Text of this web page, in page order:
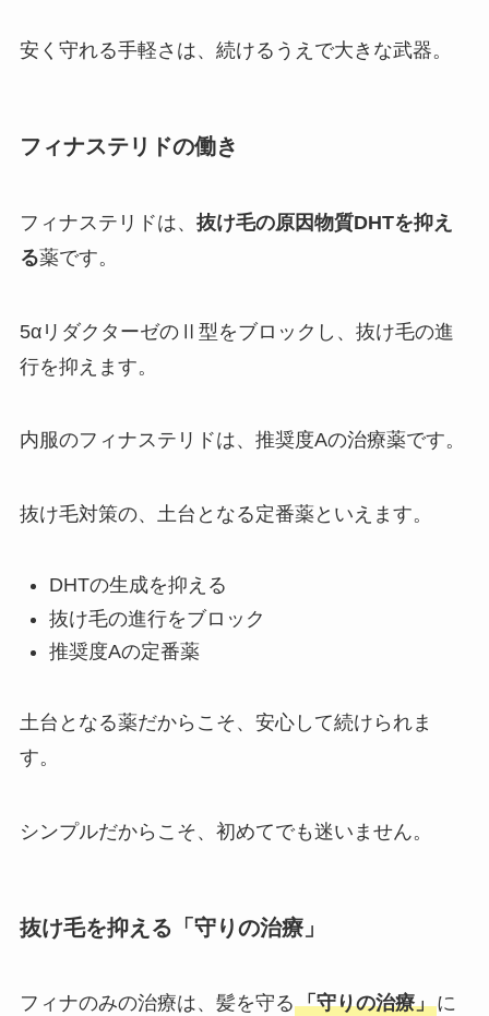
安く守れる手軽さは、続けるうえで大きな武器。
フィナステリドの働き
フィナステリドは、 抜け毛の原因物質DHTを抑え
る薬です。
5αリダクターゼのⅡ型をブロックし、抜け毛の進
行を抑えます。
内服のフィナステリドは、推奨度Aの治療薬です。
抜け毛対策の、土台となる定番薬といえます。
DHTの生成を抑える
抜け毛の進行をブロック
推奨度Aの定番薬
土台となる薬だからこそ、安心して続けられま
す。
シンプルだからこそ、初めてでも迷いません。
抜け毛を抑える「守りの治療」
フィナのみの治療は、髪を守る「守りの治療」に